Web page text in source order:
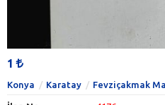
1
Konya Karatay Fevziçakmak